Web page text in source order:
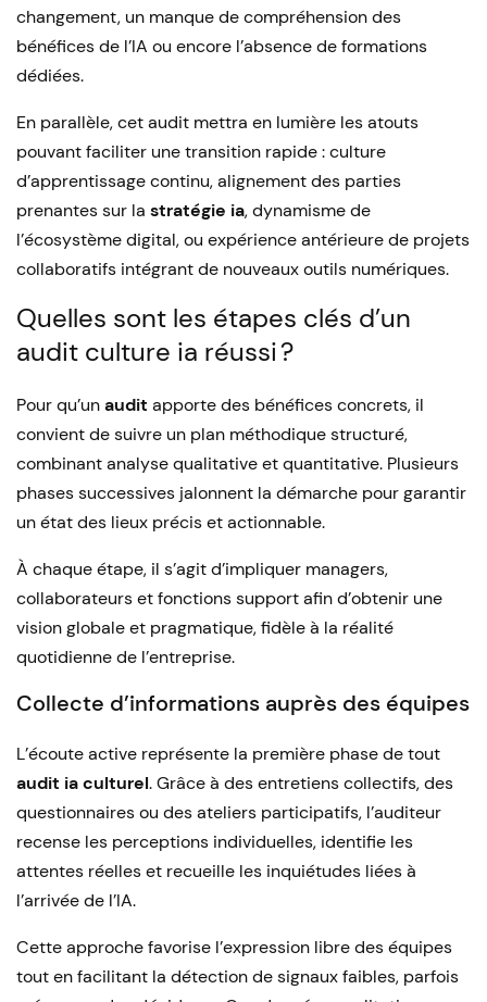
changement, un manque de compréhension des
bénéfices de l’IA ou encore l’absence de formations
dédiées.
En parallèle, cet audit mettra en lumière les atouts
pouvant faciliter une transition rapide : culture
d’apprentissage continu, alignement des parties
prenantes sur la stratégie ia, dynamisme de
l’écosystème digital, ou expérience antérieure de projets
collaboratifs intégrant de nouveaux outils numériques.
Quelles sont les étapes clés d’un
audit culture ia réussi ?
Pour qu’unaudit apporte des bénéfices concrets, il
convient de suivre un plan méthodique structuré,
combinant analyse qualitative et quantitative. Plusieurs
phases successives jalonnent la démarche pour garantir
un état des lieux précis et actionnable.
À chaque étape, il s’agit d’impliquer managers,
collaborateurs et fonctions support afin d’obtenir une
vision globale et pragmatique, fidèle à la réalité
quotidienne de l’entreprise.
Collecte d’informations auprès des équipes
L’écoute active représente la première phase de tout
audit ia culturel. Grâce à des entretiens collectifs, des
questionnaires ou des ateliers participatifs, l’auditeur
recense les perceptions individuelles, identifie les
attentes réelles et recueille les inquiétudes liées à
l’arrivée de l’IA.
Cette approche favorise l’expression libre des équipes
tout en facilitant la détection de signaux faibles, parfois